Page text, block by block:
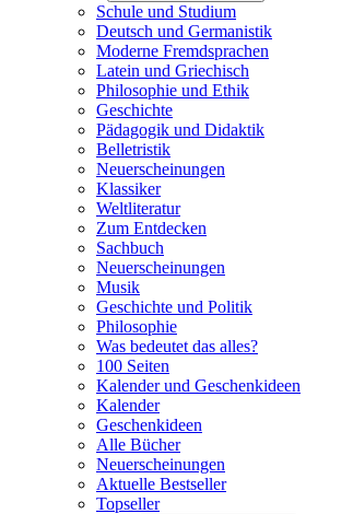
Schule und Studium
Deutsch und Germanistik
Moderne Fremdsprachen
Latein und Griechisch
Philosophie und Ethik
Geschichte
Pädagogik und Didaktik
Belletristik
Neuerscheinungen
Klassiker
Weltliteratur
Zum Entdecken
Sachbuch
Neuerscheinungen
Musik
Geschichte und Politik
Philosophie
Was bedeutet das alles?
100 Seiten
Kalender und Geschenkideen
Kalender
Geschenkideen
Alle Bücher
Neuerscheinungen
Aktuelle Bestseller
Topseller